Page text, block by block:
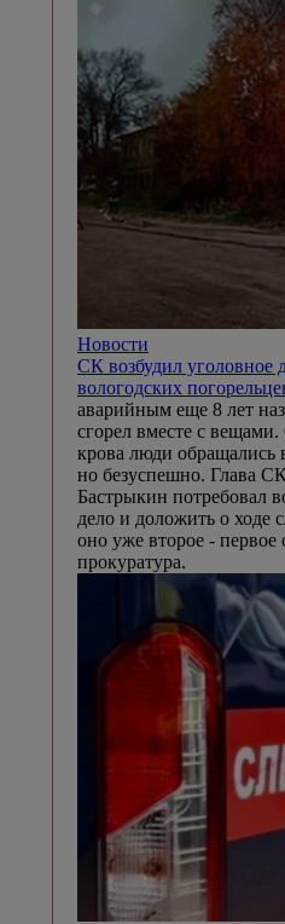
Новости
СК возбудил уголовное
вологодских
аварийным еще 8 лет
сгорел вместе с
крова люди обращались
но безуспешно. Глава
Бастрыкин потребовал
дело и доложить о ходе
оно уже второе - первое
прокуратура.